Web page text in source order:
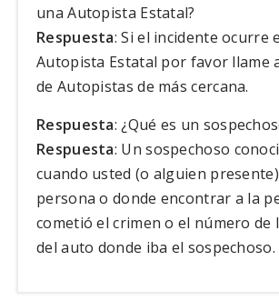
una Autopista Estatal?
Respuesta: Si el incidente ocurre
Autopista Estatal por favor llame
de Autopistas de más cercana.
Respuesta: ¿Qué es un
Respuesta: Un sospechoso
cuando usted (o alguien
persona o donde encontrar a la
cometió el crimen o el número de
del auto donde iba el sospechoso.